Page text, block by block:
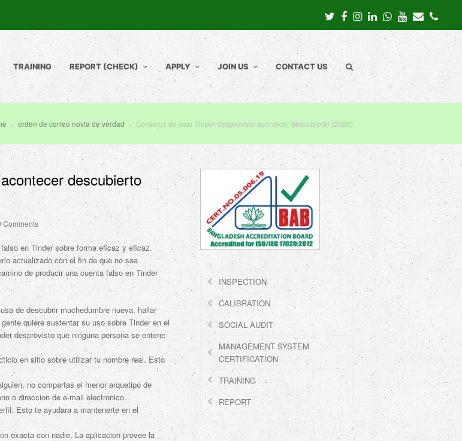
TwitterFacebook
Instagram
LinkedInWhatsapp
Youtube
Email
TRAINING REPORT (CHECK) APPLY JOIN US CONTACT US
» orden de correo novia de verdad » Consejos de usar Tinder desprovisto acontecer descubierto (2023)
descubierto
Comments
en Tinder sobre forma eficaz y eficaz.
actualizado con el fin de que no sea
de producir una cuenta falso en Tinder
de descubrir muchedumbre nueva, hallar
quiere sustentar su uso sobre Tinder en el
desprovisto que ninguna persona se entere:
en sitio sobre utilizar tu nombre real. Esto
no compartas el menor arquetipo de
o direccion de e-mail electronico.
Esto te ayudara a mantenerte en el
exacta con nadie. La aplicacion provee la
INSPECTION
CALIBRATION
SOCIAL AUDIT
MANAGEMENT SYSTEM
CERTIFICATION
TRAINING
REPORT